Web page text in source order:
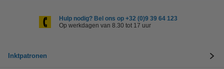
Hulp nodig? Bel ons op +32 (0)9 39 64 123
Op werkdagen van 8.30 tot 17 uur
Inktpatronen